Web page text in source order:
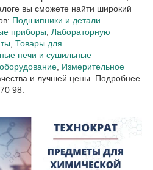
вы сможете найти широкий
Подшипники и детали
приборы, Лабораторную
, Товары для
печи и сушильные
, Измерительное
и лучшей цены. Подробнее
98.